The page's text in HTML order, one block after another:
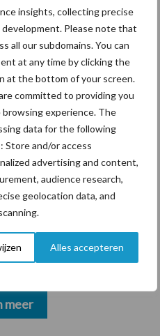
insights, collecting precise
Please note that
all our subdomains. You can
at any time by clicking the
at the bottom of your screen.
committed to providing you
experience. The
data for the following
Store and/or access
advertising and content,
audience research,
geolocation data, and
Alles accepteren
Nederlandse
Fokkerij
Fosfaatrechten
meer